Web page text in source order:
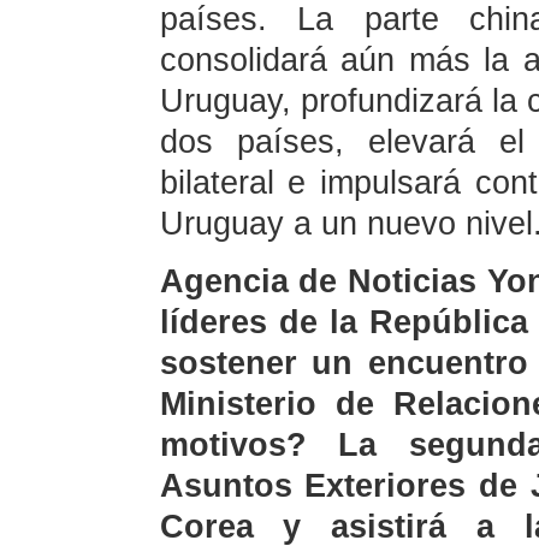
países. La parte
consolidará aún más la
Uruguay, profundizará la
dos países, elevará el
bilateral e impulsará
Uruguay a un nuevo
Agencia de Noticias
líderes de la
sostener un
Ministerio de
motivos? La
Asuntos Exteriores de
Corea y asistirá a